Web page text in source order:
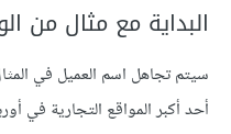
البداية مع مثال من
سيتم تجاهل اسم العميل في
أحد أكبر المواقع التجارية في